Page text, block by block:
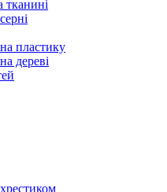
тканині
пластику
дереві